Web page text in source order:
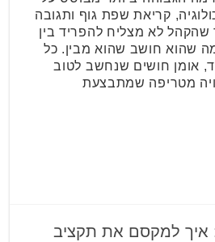
קריאת שפת גוף ותגובה
שהקהל לא מצליח להפריד בין
שהוא חושב שהוא מבין. כל
אומן חושים שנחשב לטוב
מטריפה שמתבצעת
איך למקסם את תקציב